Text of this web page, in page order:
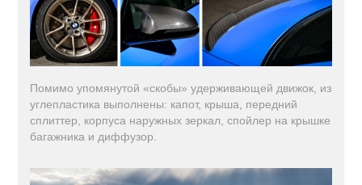
Помимо упомянутой «скобы» удерживающей движок, из
углепластика выполнены: капот, крыша, передний
сплиттер, корпуса наружных зеркал, спойлер на крышке
багажника и диффузор.